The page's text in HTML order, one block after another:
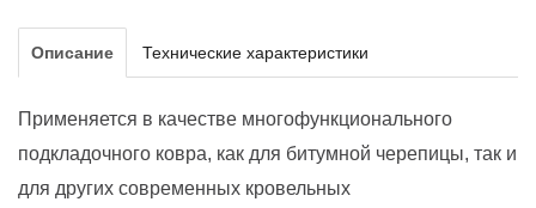
Описание Технические характеристики
Применяется в качестве многофункционального
подкладочного ковра, как для битумной черепицы, так и
для других современных кровельных